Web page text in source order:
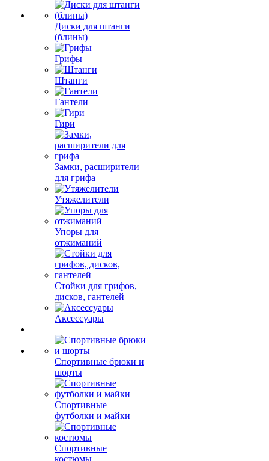
Диски для штанги
(блины)
Грифы
Штанги
Гантели
Гири
Замки, расширители
для грифа
Утяжелители
Упоры для
отжиманий
Стойки для грифов,
дисков, гантелей
Аксессуары
Спортивные брюки и
шорты
Спортивные
футболки и майки
Спортивные
костюмы